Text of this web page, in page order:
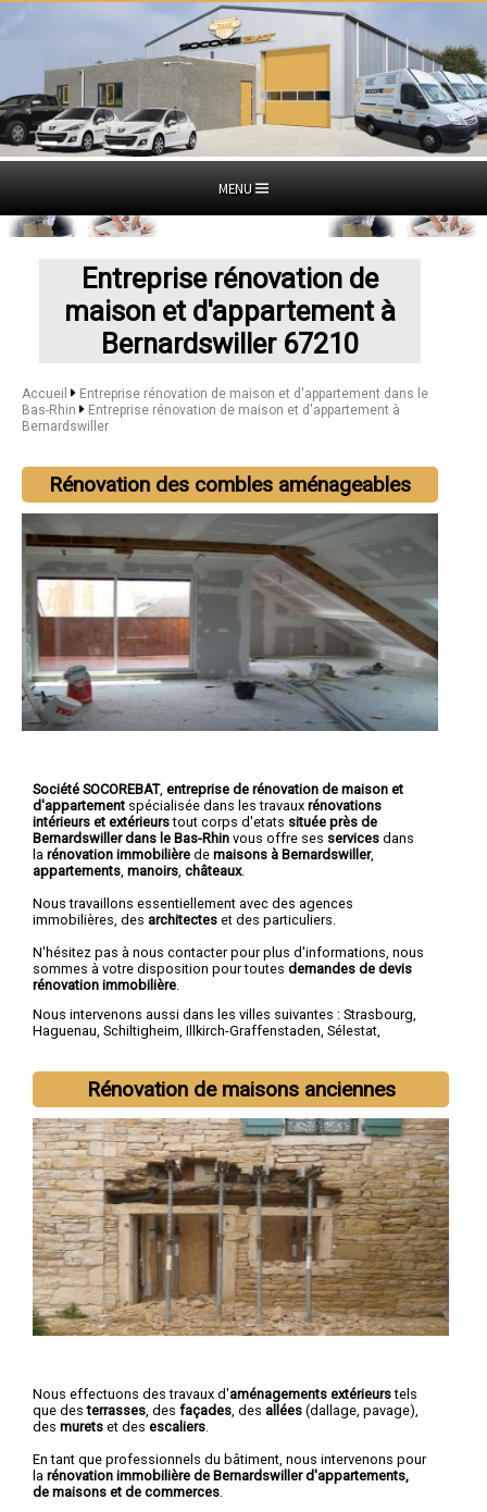
MENU
Entreprise rénovation de
maison et d'appartement à
Bernardswiller 67210
Accueil
Entreprise rénovation de maison et d'appartement dans le
Bas-Rhin
Entreprise rénovation de maison et d'appartement à
Bernardswiller
Rénovation des combles aménageables
Société SOCOREBAT, entreprise de rénovation de maison et
d'appartement spécialisée dans les travaux rénovations
intérieurs et extérieurstout corps d'etats située près de
Bernardswiller dans le Bas-Rhin vous offre ses services dans
la rénovation immobilière de maisons à Bernardswiller,
appartements manoirs châteaux.
Nous travaillons essentiellement avec des agences
immobilières, des architectes et des particuliers.
N'hésitez pas à nous contacter pour plus d'informations, nous
sommes à votre disposition pour toutes demandes de devis
rénovation immobilière
Nous intervenons aussi dans les villes suivantes : Strasbourg,
Haguenau, Schiltigheim, Illkirch-Graffenstaden, Sélestat,
Rénovation de maisons anciennes
Nous effectuons des travaux d'aménagements extérieurstels
que desterrasses , des façades , des allées (dallage, pavage),
des murets et des escaliers
En tant que professionnels du bâtiment, nous intervenons pour
la rénovation immobilière de Bernardswiller d'appartements,
de maisons et de commerces